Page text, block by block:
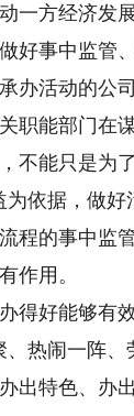
一方经济发展
事中监管
办活动的公
职能部门在
不能只是为
依据，做
程的事中监
作用。
好能够有
热闹一阵
出特色、办